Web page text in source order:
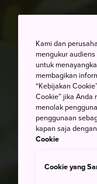
Kami dan
mengukur
untuk
membagikan
“Kebijakan
Cookie” jika Anda
menolak
penggunaan
kapan saja
Cookie
Cookie yang